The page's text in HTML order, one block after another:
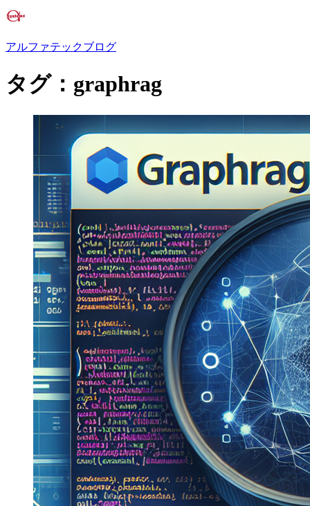
アルファテックブログ
タグ：graphrag